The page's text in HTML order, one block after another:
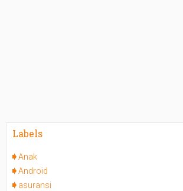
Labels
Anak
Android
asuransi